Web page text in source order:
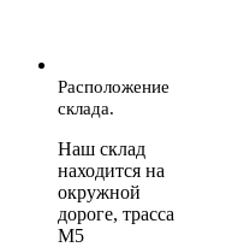
Расположение
склада.
Наш склад
находится на
окружной
дороге, трасса
М5